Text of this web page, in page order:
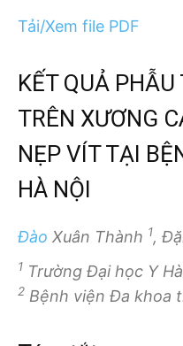
Tải/Xem file PDF
KẾT QUẢ
TRÊN XƯƠNG
NẸP VÍT TẠI
HÀ NỘI
Đào Xuân Thành 1,
1 Trường Đại học Y
2 Bệnh viện Đa khoa